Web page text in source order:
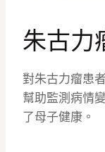
朱古力
對朱古力瘤患
幫助監測病情
了母子健康。